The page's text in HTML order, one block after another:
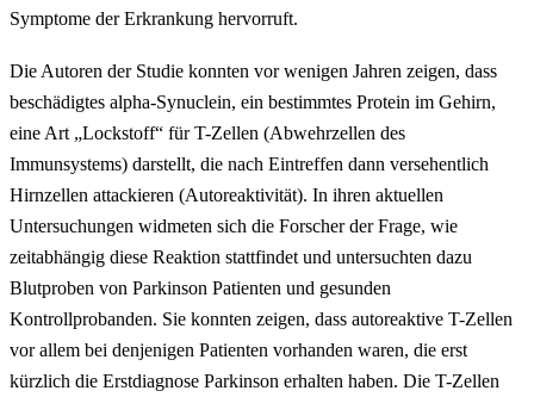
Symptome der Erkrankung hervorruft.
Die Autoren der Studie konnten vor wenigen Jahren zeigen, dass
beschädigtes alpha-Synuclein, ein bestimmtes Protein im Gehirn,
eine Art „Lockstoff“ für T-Zellen (Abwehrzellen des
Immunsystems) darstellt, die nach Eintreffen dann versehentlich
Hirnzellen attackieren (Autoreaktivität). In ihren aktuellen
Untersuchungen widmeten sich die Forscher der Frage, wie
zeitabhängig diese Reaktion stattfindet und untersuchten dazu
Blutproben von Parkinson Patienten und gesunden
Kontrollprobanden. Sie konnten zeigen, dass autoreaktive T-Zellen
vor allem bei denjenigen Patienten vorhanden waren, die erst
kürzlich die Erstdiagnose Parkinson erhalten haben. Die T-Zellen